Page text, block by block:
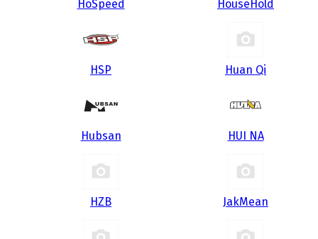
HoSpeed HouseHold
HSP Huan Qi
Hubsan HUI NA
HZB JakMean